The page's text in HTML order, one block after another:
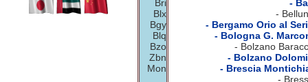
Bri
Blx
Bgy
Blq
Bzo
Zbn
Mon
-
-
- Bergamo Orio al
- Bologna G.
- Bolzano
- Bolzano
- Brescia
-